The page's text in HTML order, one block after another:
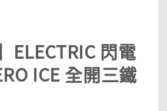
ELECTRIC 閃電
ICE 全開三鐵